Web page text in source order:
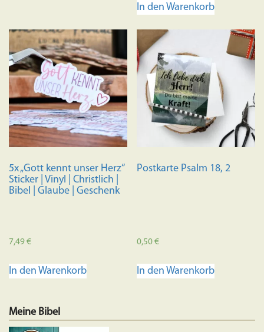
In den Warenkorb
5x „Gott kennt unser Herz“
Sticker | Vinyl | Christlich |
Bibel | Glaube | Geschenk
7,49€
In den Warenkorb
Postkarte Psalm 18, 2
0,50€
In den Warenkorb
Meine Bibel